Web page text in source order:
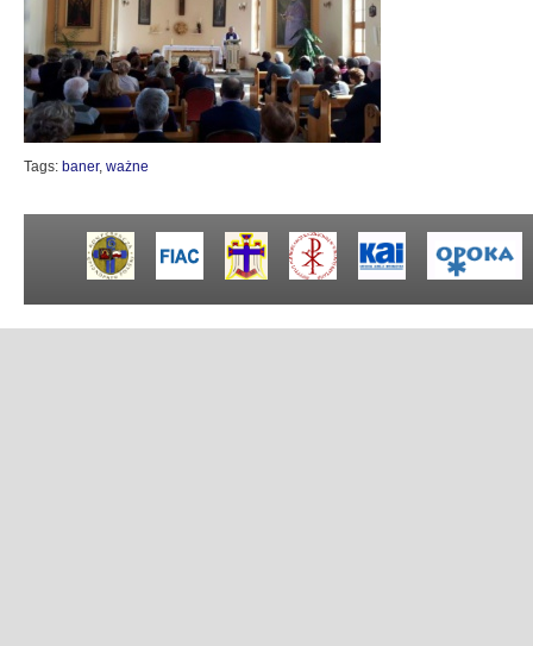
Tags: baner, ważne